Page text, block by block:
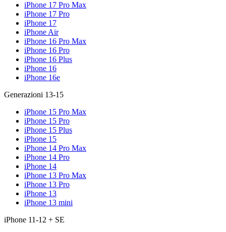
iPhone 17 Pro Max
iPhone 17 Pro
iPhone 17
iPhone Air
iPhone 16 Pro Max
iPhone 16 Pro
iPhone 16 Plus
iPhone 16
iPhone 16e
Generazioni 13-15
iPhone 15 Pro Max
iPhone 15 Pro
iPhone 15 Plus
iPhone 15
iPhone 14 Pro Max
iPhone 14 Pro
iPhone 14
iPhone 13 Pro Max
iPhone 13 Pro
iPhone 13
iPhone 13 mini
iPhone 11-12 + SE